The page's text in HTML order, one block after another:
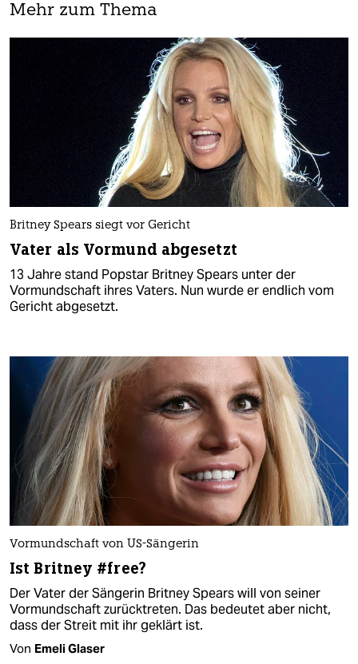
Mehr zum Thema
Britney Spears siegt vor Gericht
Vater als Vormund abgesetzt
13 Jahre stand Popstar Britney Spears unter der
Vormundschaft ihres Vaters. Nun wurde er endlich vom
Gericht abgesetzt.
Vormundschaft von US-Sängerin
Ist Britney #free?
Der Vater der Sängerin Britney Spears will von seiner
Vormundschaft zurücktreten. Das bedeutet aber nicht,
dass der Streit mit ihr geklärt ist.
Von Emeli Glaser